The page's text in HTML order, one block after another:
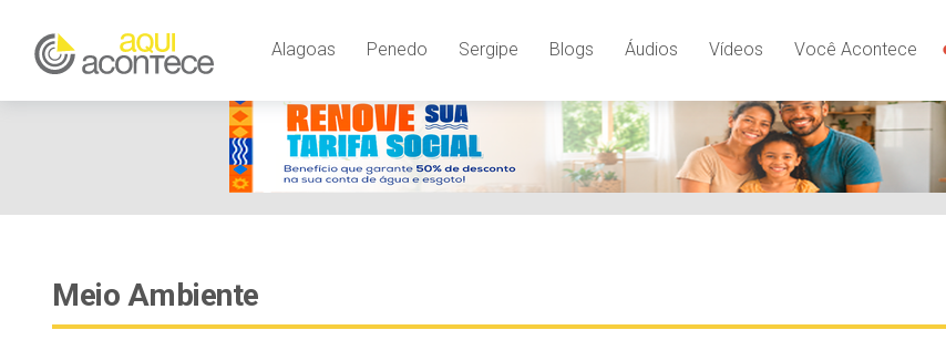
Alagoas Penedo Sergipe Blogs Áudios Vídeos Você Acontece
Meio Ambiente